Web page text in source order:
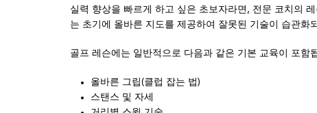
실력 향상을 빠르게 하고 싶은 초보자라면, 전문 코치의
는 초기에 올바른 지도를 제공하여 잘못된 기술이 습관화
골프 레슨에는 일반적으로 다음과 같은 기본 교육이 포함
올바른 그립(클럽 잡는 법)
스탠스 및 자세